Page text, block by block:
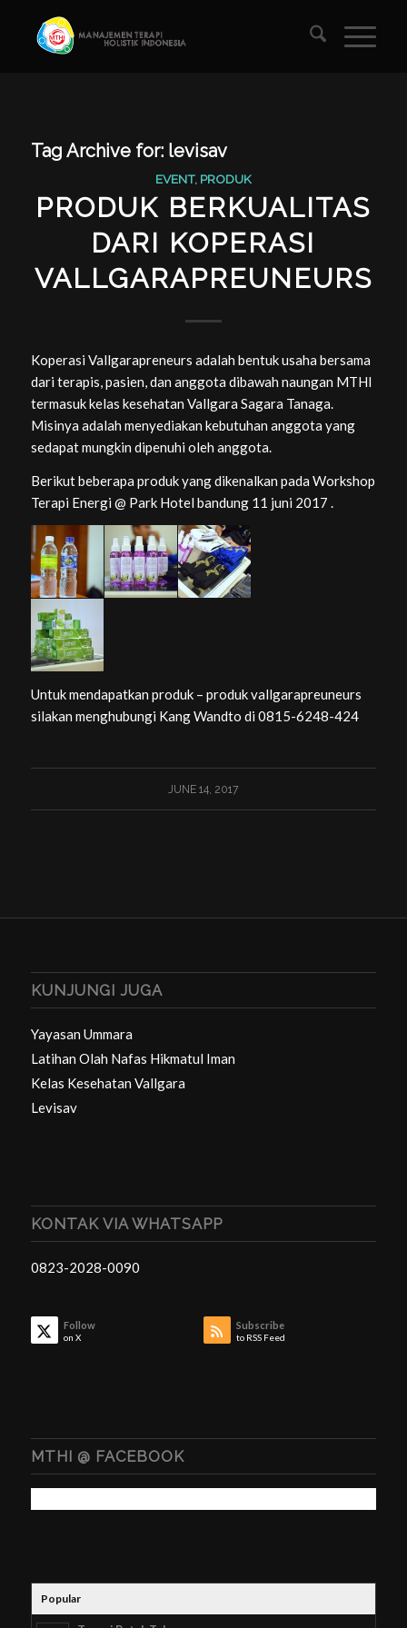
Tag Archive for: levisav
EVENT, PRODUK
PRODUK BERKUALITAS
DARI KOPERASI
VALLGARAPREUNEURS
Koperasi Vallgarapreneurs adalah bentuk usaha bersama
dari terapis, pasien, dan anggota dibawah naungan MTHI
termasuk kelas kesehatan Vallgara Sagara Tanaga.
Misinya adalah menyediakan kebutuhan anggota yang
sedapat mungkin dipenuhi oleh anggota.
Berikut beberapa produk yang dikenalkan pada Workshop
Terapi Energi @ Park Hotel bandung 11 juni 2017 .
Untuk mendapatkan produk – produk vallgarapreuneurs
silakan menghubungi Kang Wandto di 0815-6248-424
JUNE 14, 2017
KUNJUNGI JUGA
Yayasan Ummara
Latihan Olah Nafas Hikmatul Iman
Kelas Kesehatan Vallgara
Levisav
KONTAK VIA WHATSAPP
0823-2028-0090
Follow
on X
Subscribe
to RSS Feed
MTHI @ FACEBOOK
Popular